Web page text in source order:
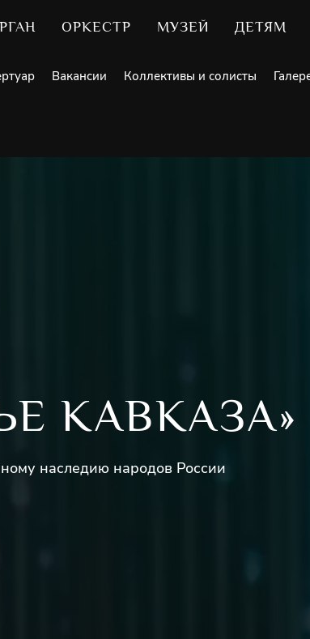
ОРКЕСТР МУЗЕЙ ДЕТЯМ
Вакансии Коллективы и солисты
КАВКАЗА»
наследию народов России